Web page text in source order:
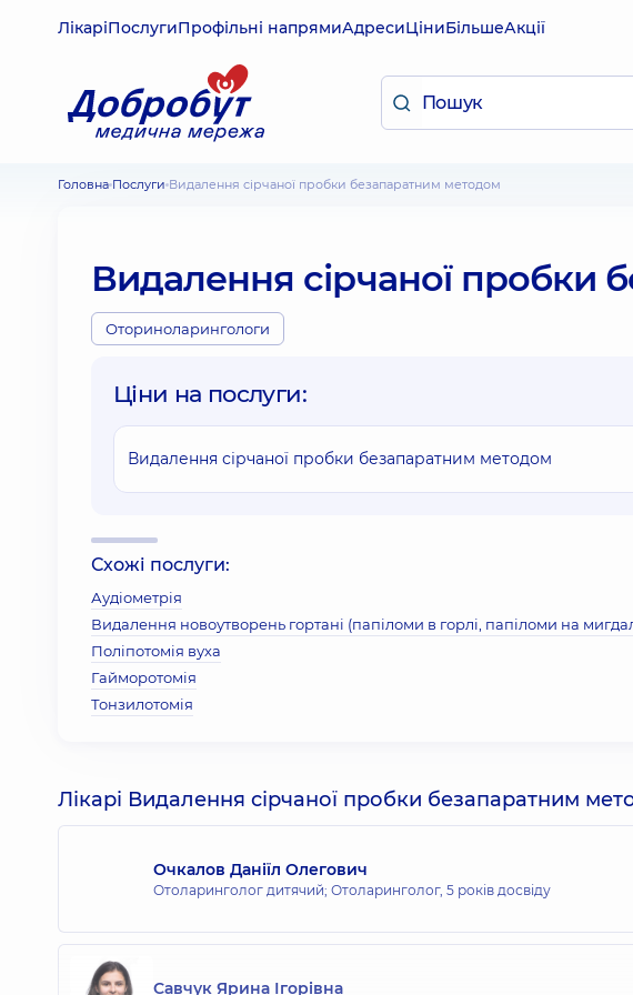
ЛікаріПослугиПрофільні напрямиАдресиЦіниБільшеАкції
Головна Послуги Видалення сірчаної пробки безапаратним методом
Видалення сірчаної пробки
Оториноларингологи
Ціни на послуги:
Видалення сірчаної пробки безапаратним методом
Схожі послуги:
Аудіометрія
Видалення новоутворень гортані (папіломи в горлі, папіломи на
Поліпотомія вуха
Гайморотомія
Тонзилотомія
Лікарі Видалення сірчаної пробки безапаратним
Очкалов Даніїл Олегович
Отоларинголог дитячий; Отоларинголог, 5 років досвіду
Савчук Ярина Ігорівна